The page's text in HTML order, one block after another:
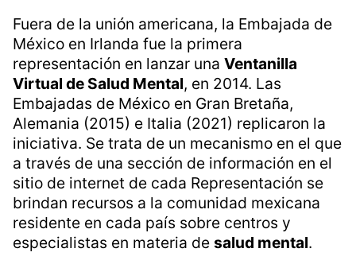
Fuera de la unión americana, la Embajada de
México en Irlanda fue la primera
representación en lanzar una Ventanilla
Virtual de Salud Mental, en 2014. Las
Embajadas de México en Gran Bretaña,
Alemania (2015) e Italia (2021) replicaron la
iniciativa. Se trata de un mecanismo en el que
a través de una sección de información en el
sitio de internet de cada Representación se
brindan recursos a la comunidad mexicana
residente en cada país sobre centros y
especialistas en materia de salud mental.